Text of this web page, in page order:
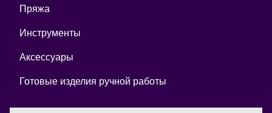
Пряжа
Инструменты
Аксессуары
Готовые изделия ручной работы